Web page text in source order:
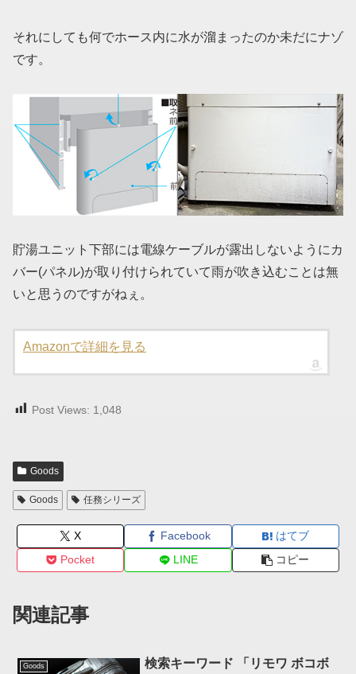
それにしても何でホース内に水が溜まったのか未だにナゾ
です。
貯湯ユニット下部には電線ケーブルが露出しないようにカ
バー(パネル)が取り付けられていて雨が吹き込むことは無
いと思うのですがねぇ。
Amazonで詳細を見る
Post Views: 1,048
Goods
Goods 任務シリーズ
X Facebook
はてブ
Pocket
LINE コピー
関連記事
Goods
検索キーワード 「リモワ ボコボ